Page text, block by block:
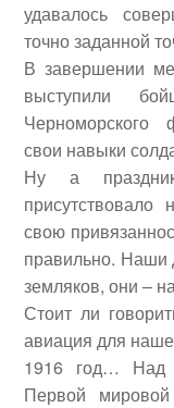
удавалось
точно заданной
В завершении
выступили
Черноморского
свои навыки
Ну а
свою
правильно. Наши
земляков, они –
Стоит ли
авиация для
1916 год… Над
Первой